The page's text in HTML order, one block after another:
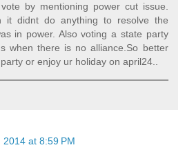
by mentioning power cut issue.
it didnt do anything to resolve the
in power. Also voting a state party
when there is no alliance.So better
or enjoy ur holiday on april24..
2014 at 8:59 PM